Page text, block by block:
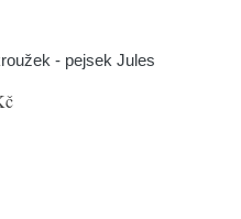
- pejsek Jules